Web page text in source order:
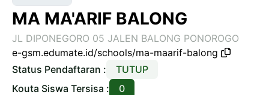
MA MA'ARIF BALONG
JL DIPONEGORO 05 JALEN BALONG PONOROGO
e-gsm.edumate.id/schools/ma-maarif-balong
Status Pendaftaran :
TUTUP
Kouta Siswa Tersisa :
0